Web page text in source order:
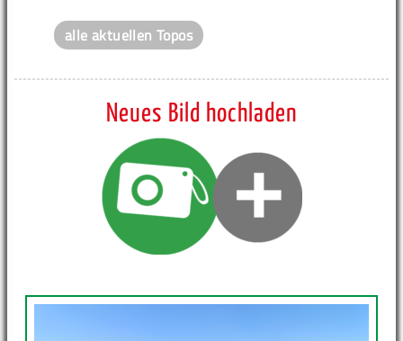
alle aktuellen Topos
Neues Bild hochladen